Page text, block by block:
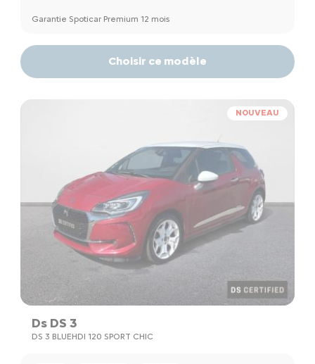
Garantie Spoticar Premium 12 mois
Choisir ce modèle
NOUVEAU
Ds DS 3
DS 3 BLUEHDI 120 SPORT CHIC